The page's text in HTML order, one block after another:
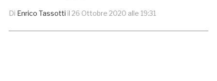
Di Enrico Tassotti il 26 Ottobre 2020 alle 19:31